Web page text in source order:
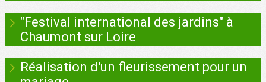
"Festival international des jardins" à
Chaumont sur Loire
Réalisation d'un fleurissement pour un